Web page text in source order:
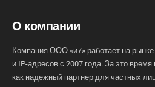
О компании
Компания ООО «и7» работает на
и IP-адресов с 2007 года. За это
как надежный партнер для частных